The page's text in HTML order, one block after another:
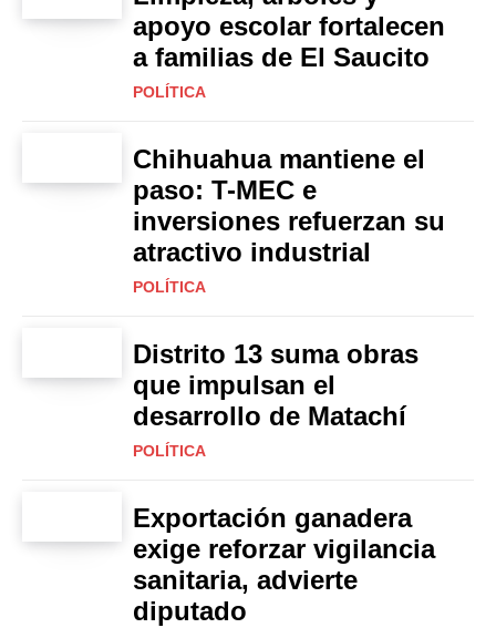
apoyo escolar fortalecen
a familias de El Saucito
POLÍTICA
Chihuahua mantiene el
paso: T-MEC e
inversiones refuerzan su
atractivo industrial
POLÍTICA
Distrito 13 suma obras
que impulsan el
desarrollo de Matachí
POLÍTICA
Exportación ganadera
exige reforzar vigilancia
sanitaria, advierte
diputado